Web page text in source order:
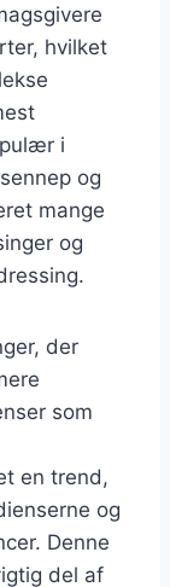
hvilket
i
og
mange
og
der
som
en trend,
og
Denne
del af